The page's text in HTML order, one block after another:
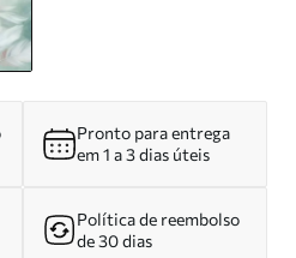
Pronto para entrega
em 1 a 3 dias úteis
Política de reembolso
de 30 dias